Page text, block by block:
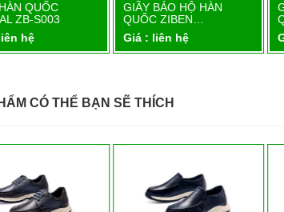
Chi tiết
QUỐC
ZB-S003
hệ
Chi tiết
GIẦY BẢO HỘ HÀN
QUỐC ZIBEN…
Giá : liên hệ
CÓ THỂ BẠN SẼ THÍCH